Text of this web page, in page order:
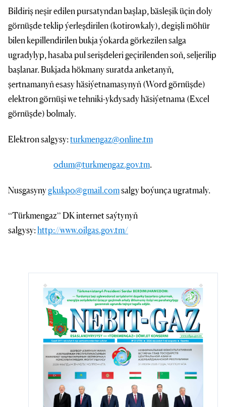
Bildiriş neşir edilen pursatyndan başlap, bäsleşik üçin doly
görnüşde teklip ýerleşdirilen (kotirowkaly), degişli möhür
bilen kepillendirilen bukja ýokarda görkezilen salga
ugradylyp, hasaba pul serişdeleri geçirilenden soň, seljerilip
başlanar. Bukjada hökmany suratda anketanyň,
şertnamanyň esasy häsiýetnamasynyň (Word görnüşde)
elektron görnüşi we tehniki-ykdysady häsiýetnama (Excel
görnüşde) bolmaly.
Elektron salgysy:turkmengaz@online.tm
odum@turkmengaz.gov.tm.
Nusgasynygkukpo@gmail.comsalgy boýunça ugratmaly.
“Türkmengaz” DK internet saýtynyň
salgysy:http://www.oilgas.gov.tm/